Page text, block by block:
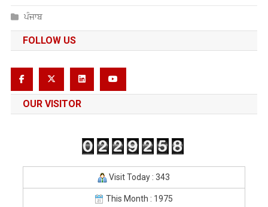
ਪੰਜਾਬ
FOLLOW US
OUR VISITOR
Visit Today : 343
This Month : 1975